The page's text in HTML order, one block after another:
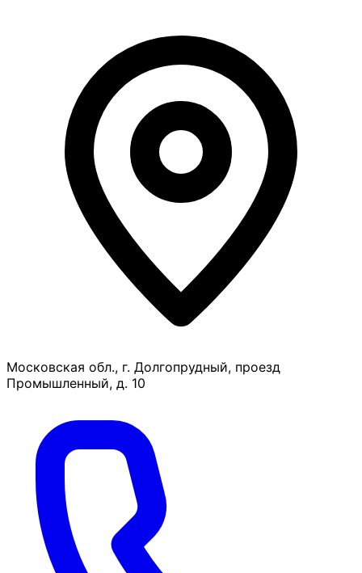
Московская обл., г. Долгопрудный, проезд
Промышленный, д. 10